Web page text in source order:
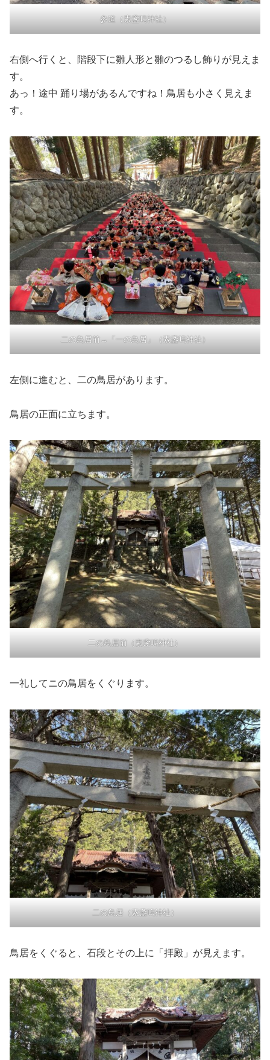
参道（素盞嗚神社）
右側へ行くと、階段下に雛人形と雛のつるし飾りが見えま
す。
あっ！途中 踊り場があるんですね！鳥居も小さく見えま
す。
二の鳥居前→「一の鳥居」（素盞嗚神社）
左側に進むと、二の鳥居があります。
鳥居の正面に立ちます。
二の鳥居前（素盞嗚神社）
一礼してニの鳥居をくぐります。
二の鳥居（素盞嗚神社）
鳥居をくぐると、石段とその上に「拝殿」が見えます。